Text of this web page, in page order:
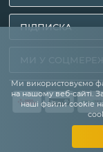
ПІДПИСКА
Ми використовуємо
на нашому веб-сайті.
наші файли cookie